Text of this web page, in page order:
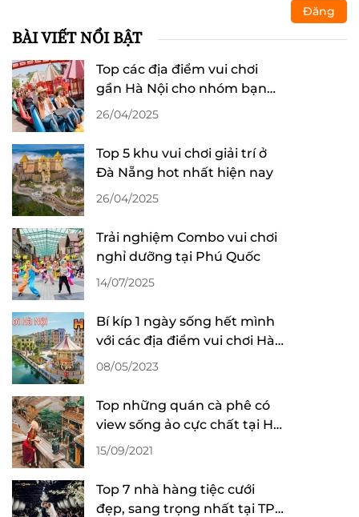
Đăng
BÀI VIẾT NỔI BẬT
Top các địa điểm vui chơi
gần Hà Nội cho nhóm bạn
và gia đình cực đã
26/04/2025
Top 5 khu vui chơi giải trí ở
Đà Nẵng hot nhất hiện nay
26/04/2025
Trải nghiệm Combo vui chơi
nghỉ dưỡng tại Phú Quốc
14/07/2025
Bí kíp 1 ngày sống hết mình
với các địa điểm vui chơi Hà
Nội
08/05/2023
Top những quán cà phê có
view sống ảo cực chất tại Hội
An
15/09/2021
Top 7 nhà hàng tiệc cưới
đẹp, sang trọng nhất tại TP